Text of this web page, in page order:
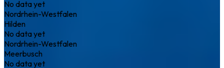
No data yet
Nordrhein-Westfalen
Hilden
No data yet
Nordrhein-Westfalen
Meerbusch
No data yet